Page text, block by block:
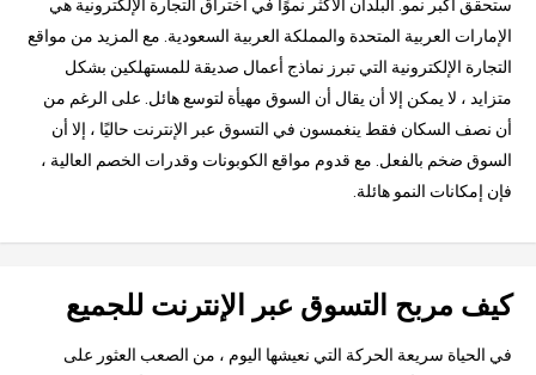
ستحقق أكبر نمو. البلدان الأكثر نموًا في اختراق التجارة الإلكترونية هي
الإمارات العربية المتحدة والمملكة العربية السعودية. مع المزيد من مواقع
التجارة الإلكترونية التي تبرز نماذج أعمال صديقة للمستهلكين بشكل
متزايد ، لا يمكن إلا أن يقال أن السوق مهيأة لتوسع هائل. على الرغم من
أن نصف السكان فقط ينغمسون في التسوق عبر الإنترنت حاليًا ، إلا أن
السوق ضخم بالفعل. مع قدوم مواقع الكوبونات وقدرات الخصم العالية ،
فإن إمكانات النمو هائلة.
كيف مربح التسوق عبر الإنترنت للجميع
في الحياة سريعة الحركة التي نعيشها اليوم ، من الصعب العثور على